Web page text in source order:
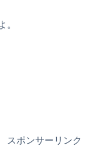
。
スポンサーリンク